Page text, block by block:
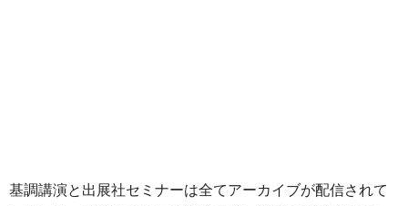
基調講演と出展社セミナーは全てアーカイブが配信されて